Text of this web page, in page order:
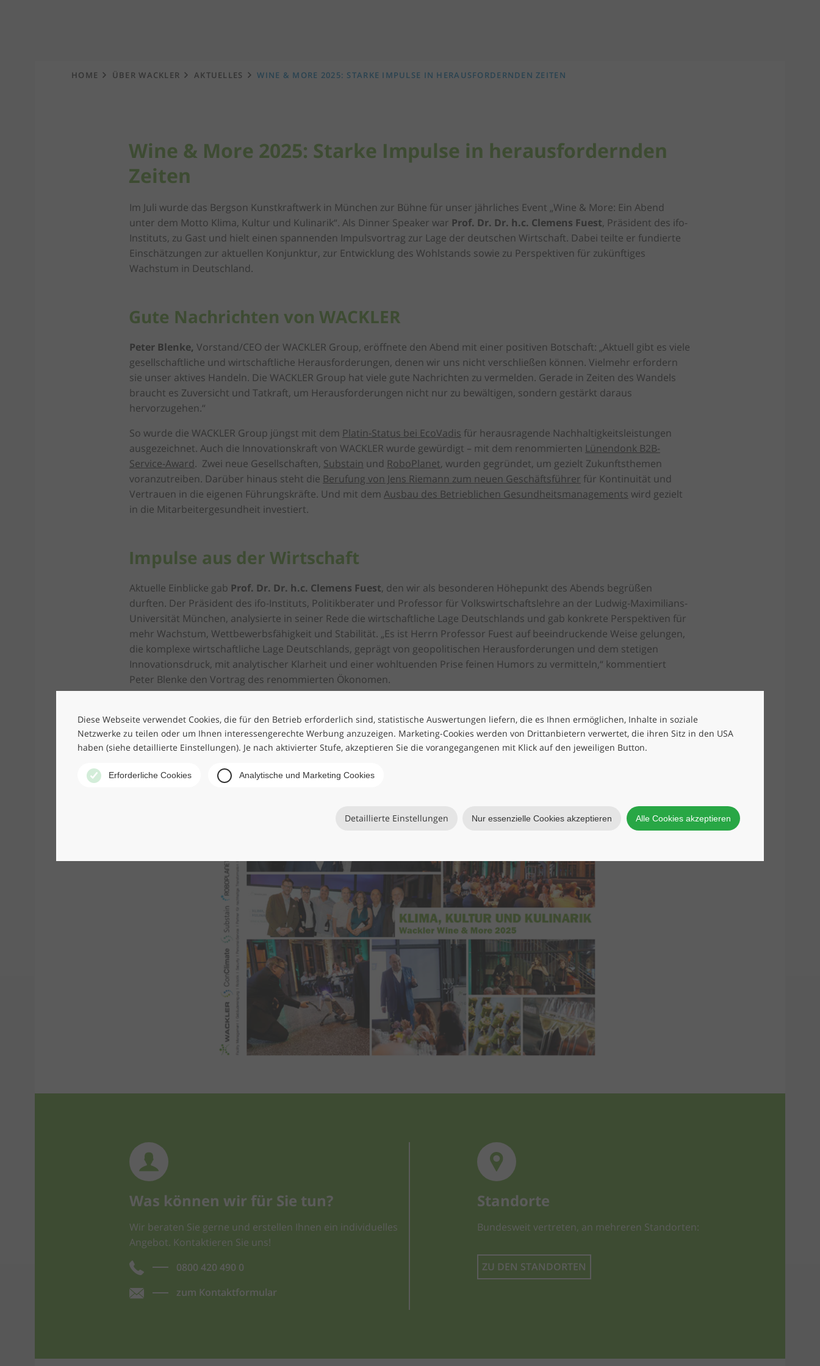
Diese Webseite verwendet Cookies, die für den Betrieb erforderlich sind, statistische Auswertungen liefern, die es Ihnen ermöglichen, Inhalte in soziale
Netzwerke zu teilen oder um Ihnen interessengerechte Werbung anzuzeigen. Marketing-Cookies werden von Drittanbietern verwertet, die ihren Sitz in den USA
haben (siehe detaillierte Einstellungen). Je nach aktivierter Stufe, akzeptieren Sie die vorangegangenen mit Klick auf den jeweiligen Button.
Erforderliche Cookies Analytische und Marketing Cookies
Detaillierte Einstellungen Nur essenzielle Cookies akzeptieren Alle Cookies akzeptieren
HOME ÜBER WACKLER AKTUELLES WINE & MORE 2025: STARKE IMPULSE IN HERAUSFORDERNDEN ZEITEN
Wine & More 2025: Starke Impulse in herausfordernden
Zeiten
Im Juli wurde das Bergson Kunstkraftwerk in München zur Bühne für unser jährliches Event „Wine & More: Ein Abend
unter dem Motto Klima, Kultur und Kulinarik“. Als Dinner Speaker war Prof. Dr. Dr. h.c. Clemens Fuest, Präsident des ifo-
Instituts, zu Gast und hielt einen spannenden Impulsvortrag zur Lage der deutschen Wirtschaft. Dabei teilte er fundierte
Einschätzungen zur aktuellen Konjunktur, zur Entwicklung des Wohlstands sowie zu Perspektiven für zukünftiges
Wachstum in Deutschland.
Gute Nachrichten von WACKLER
Peter Blenke, Vorstand/CEO der WACKLER Group, eröffnete den Abend mit einer positiven Botschaft: „Aktuell gibt es viele
gesellschaftliche und wirtschaftliche Herausforderungen, denen wir uns nicht verschließen können. Vielmehr erfordern
sie unser aktives Handeln. Die WACKLER Group hat viele gute Nachrichten zu vermelden. Gerade in Zeiten des Wandels
braucht es Zuversicht und Tatkraft, um Herausforderungen nicht nur zu bewältigen, sondern gestärkt daraus
hervorzugehen.“
So wurde die WACKLER Group jüngst mit dem Platin-Status bei EcoVadis für herausragende Nachhaltigkeitsleistungen
ausgezeichnet. Auch die Innovationskraft von WACKLER wurde gewürdigt – mit dem renommierten Lünendonk B2B-
Service-Award. Zwei neue Gesellschaften, Substain und RoboPlanet, wurden gegründet, um gezielt Zukunftsthemen
voranzutreiben. Darüber hinaus steht die Berufung von Jens Riemann zum neuen Geschäftsführer für Kontinuität und
Vertrauen in die eigenen Führungskräfte. Und mit dem Ausbau des Betrieblichen Gesundheitsmanagements wird gezielt
in die Mitarbeitergesundheit investiert.
Impulse aus der Wirtschaft
Aktuelle Einblicke gab Prof. Dr. Dr. h.c. Clemens Fuest, den wir als besonderen Höhepunkt des Abends begrüßen
durften. Der Präsident des ifo-Instituts, Politikberater und Professor für Volkswirtschaftslehre an der Ludwig-Maximilians-
Universität München, analysierte in seiner Rede die wirtschaftliche Lage Deutschlands und gab konkrete Perspektiven für
mehr Wachstum, Wettbewerbsfähigkeit und Stabilität. „Es ist Herrn Professor Fuest auf beeindruckende Weise gelungen,
die komplexe wirtschaftliche Lage Deutschlands, geprägt von geopolitischen Herausforderungen und dem stetigen
Innovationsdruck, mit analytischer Klarheit und einer wohltuenden Prise feinen Humors zu vermitteln,“ kommentiert
Peter Blenke den Vortrag des renommierten Ökonomen.
Essen und guten Weinen - und sagen ein herzliches Dankschön an alle Gäste, Partner und Mitwirkenden. Wir freuen uns
schon jetzt auf die Wine & More 2026!
Was können wir für Sie tun?
Wir beraten Sie gerne und erstellen Ihnen ein individuelles
Angebot. Kontaktieren Sie uns!
0800 420 490 0
zum Kontaktformular
Standorte
Bundesweit vertreten, an mehreren Standorten:
ZU DEN STANDORTEN